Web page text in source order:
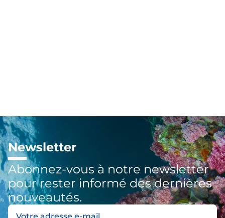
Newsletter
Abonnez-vous à notre newsletter
pour rester informé des dernières
nouveautés.